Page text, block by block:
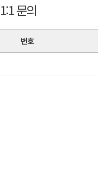
1:1 문의
번호